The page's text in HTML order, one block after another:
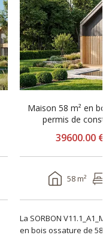
Maison 58 m² en
permis de
39600.00
58 m²
La SORBON
en bois ossature de